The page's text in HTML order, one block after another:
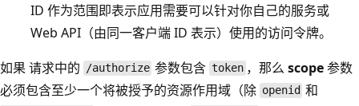
ID 作为范围即表示应用需要可以针对你自己的服务或
Web API（由同一客户端 ID 表示）使用的访问令牌。
如果 请求中的 /authorize 参数包含token，那么 scope参数
必须包含至少一个将被授予的资源作用域（除 openid 和